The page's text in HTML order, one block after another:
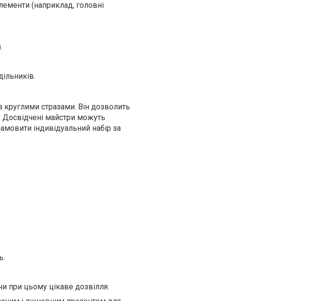
(наприклад, головні
стразами. Він дозволить
майстри можуть
індивідуальний набір за
при цьому цікаве дозвілля.